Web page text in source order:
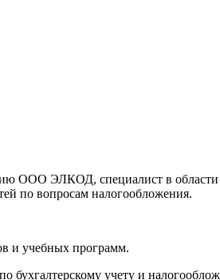
ООО ЭЛКОД, специалист в области
по вопросам налогообложения.
и учебных программ.
бухгалтерскому учету и